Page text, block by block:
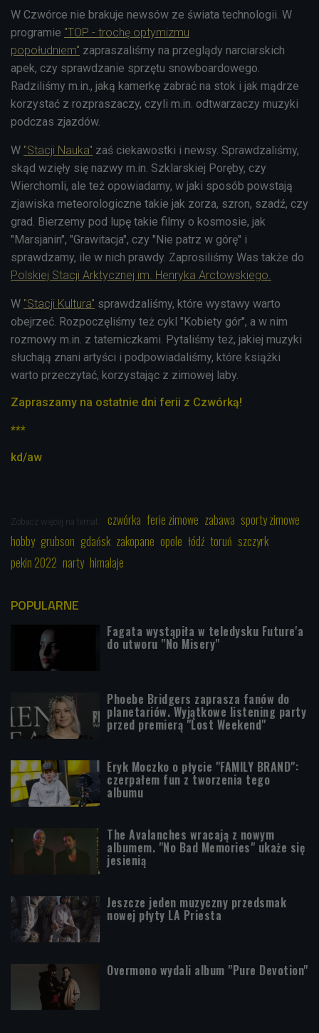
W Czwórce nie brakuje newsów ze świata technologii. W
programie "TOP - trochę optymizmu
popołudniem" zapraszaliśmy na przeglądy narciarskich
apek, czy sprawdzanie sprzętu snowboardowego.
Radziliśmy m.in., jaką kamerkę zabrać na stok i jak mądrze
korzystać z rozpraszaczy, czyli m.in. odtwarzaczy muzyki
podczas zjazdów.
W "Stacji Nauka" zaś ciekawostki i newsy. Sprawdzaliśmy,
skąd wzięły się nazwy m.in. Szklarskiej Poręby, czy
Wierchomli, ale też opowiadamy, w jaki sposób powstają
zjawiska meteorologiczne takie jak zorza, szron, szadź, czy
grad. Bierzemy pod lupę takie filmy o kosmosie, jak
"Marsjanin", "Grawitacja", czy "Nie patrz w górę" i
sprawdzamy, ile w nich prawdy. Zaprosiliśmy Was także do
Polskiej Stacji Arktycznej im. Henryka Arctowskiego.
W "Stacji Kultura" sprawdzaliśmy, które wystawy warto
obejrzeć. Rozpoczęliśmy też cykl "Kobiety gór", a w nim
rozmowy m.in. z taterniczkami. Pytaliśmy też, jakiej muzyki
słuchają znani artyści i podpowiadaliśmy, które książki
warto przeczytać, korzystając z zimowej laby.
Zapraszamy na ostatnie dni ferii z Czwórką!
***
kd/aw
Zobacz więcej na temat: czwórka ferie zimowe zabawa sporty zimowe
hobby grubson gdańsk zakopane opole łódź toruń szczyrk
pekin 2022 narty himalaje
POPULARNE
Fagata wystąpiła w teledysku Future'a
do utworu "No Misery"
Phoebe Bridgers zaprasza fanów do
planetariów. Wyjątkowe listening party
przed premierą "Lost Weekend"
Eryk Moczko o płycie "FAMILY BRAND":
czerpałem fun z tworzenia tego
albumu
The Avalanches wracają z nowym
albumem. "No Bad Memories" ukaże się
jesienią
Jeszcze jeden muzyczny przedsmak
nowej płyty LA Priesta
Overmono wydali album "Pure Devotion"